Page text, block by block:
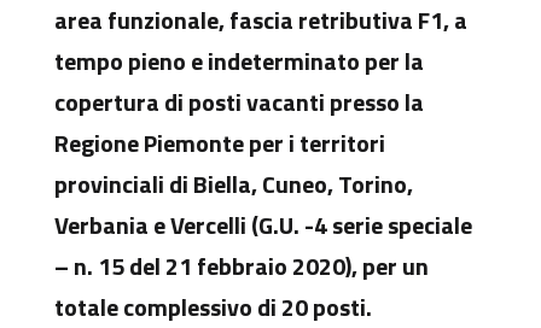
area funzionale, fascia retributiva F1, a
tempo pieno e indeterminato per la
copertura di posti vacanti presso la
Regione Piemonte per i territori
provinciali di Biella, Cuneo, Torino,
Verbania e Vercelli (G.U. -4 serie speciale
– n. 15 del 21 febbraio 2020), per un
totale complessivo di 20 posti.